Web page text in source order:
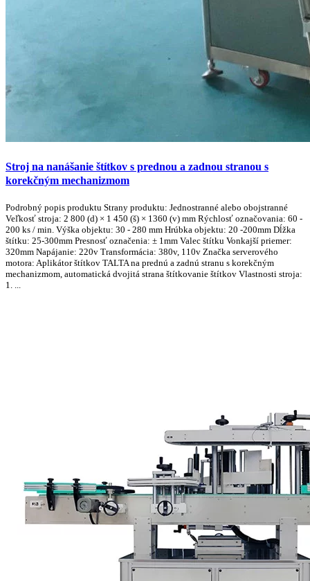
Stroj na nanášanie štítkov s prednou a zadnou stranou s
korekčným mechanizmom
Podrobný popis produktu Strany produktu: Jednostranné alebo obojstranné
Veľkosť stroja: 2 800 (d) × 1 450 (š) × 1360 (v) mm Rýchlosť označovania: 60 -
200 ks / min. Výška objektu: 30 - 280 mm Hrúbka objektu: 20 -200mm Dĺžka
štítku: 25-300mm Presnosť označenia: ± 1mm Valec štítku Vonkajší priemer:
320mm Napájanie: 220v Transformácia: 380v, 110v Značka serverového
motora: Aplikátor štítkov TALTA na prednú a zadnú stranu s korekčným
mechanizmom, automatická dvojitá strana štítkovanie štítkov Vlastnosti stroja:
1. ...